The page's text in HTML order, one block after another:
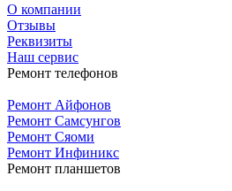
О компании
Отзывы
Реквизиты
Наш сервис
Ремонт телефонов
Ремонт Айфонов
Ремонт Самсунгов
Ремонт Сяоми
Ремонт Инфиникс
Ремонт планшетов